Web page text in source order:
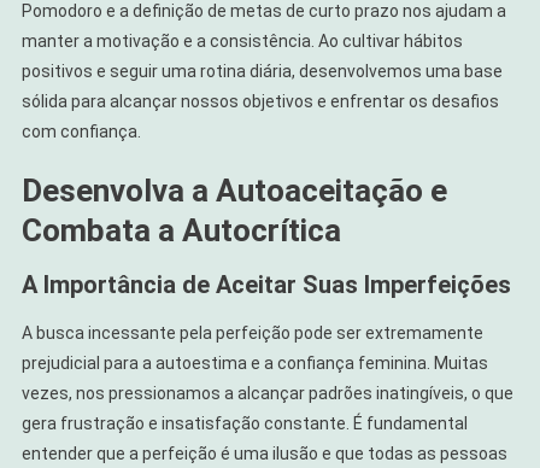
Pomodoro e a definição de metas de curto prazo nos ajudam a
manter a motivação e a consistência. Ao cultivar hábitos
positivos e seguir uma rotina diária, desenvolvemos uma base
sólida para alcançar nossos objetivos e enfrentar os desafios
com confiança.
Desenvolva a Autoaceitação e
Combata a Autocrítica
A Importância de Aceitar Suas Imperfeições
A busca incessante pela perfeição pode ser extremamente
prejudicial para a autoestima e a confiança feminina. Muitas
vezes, nos pressionamos a alcançar padrões inatingíveis, o que
gera frustração e insatisfação constante. É fundamental
entender que a perfeição é uma ilusão e que todas as pessoas